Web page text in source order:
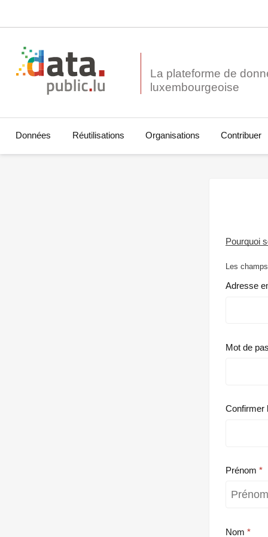
La plateforme de
Données Réutilisations Organisations Contribuer
Pourquoi
Les
Adresse
Mot de
Confirmer
Prénom
Nom